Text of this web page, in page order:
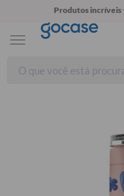
Produtos incríveis